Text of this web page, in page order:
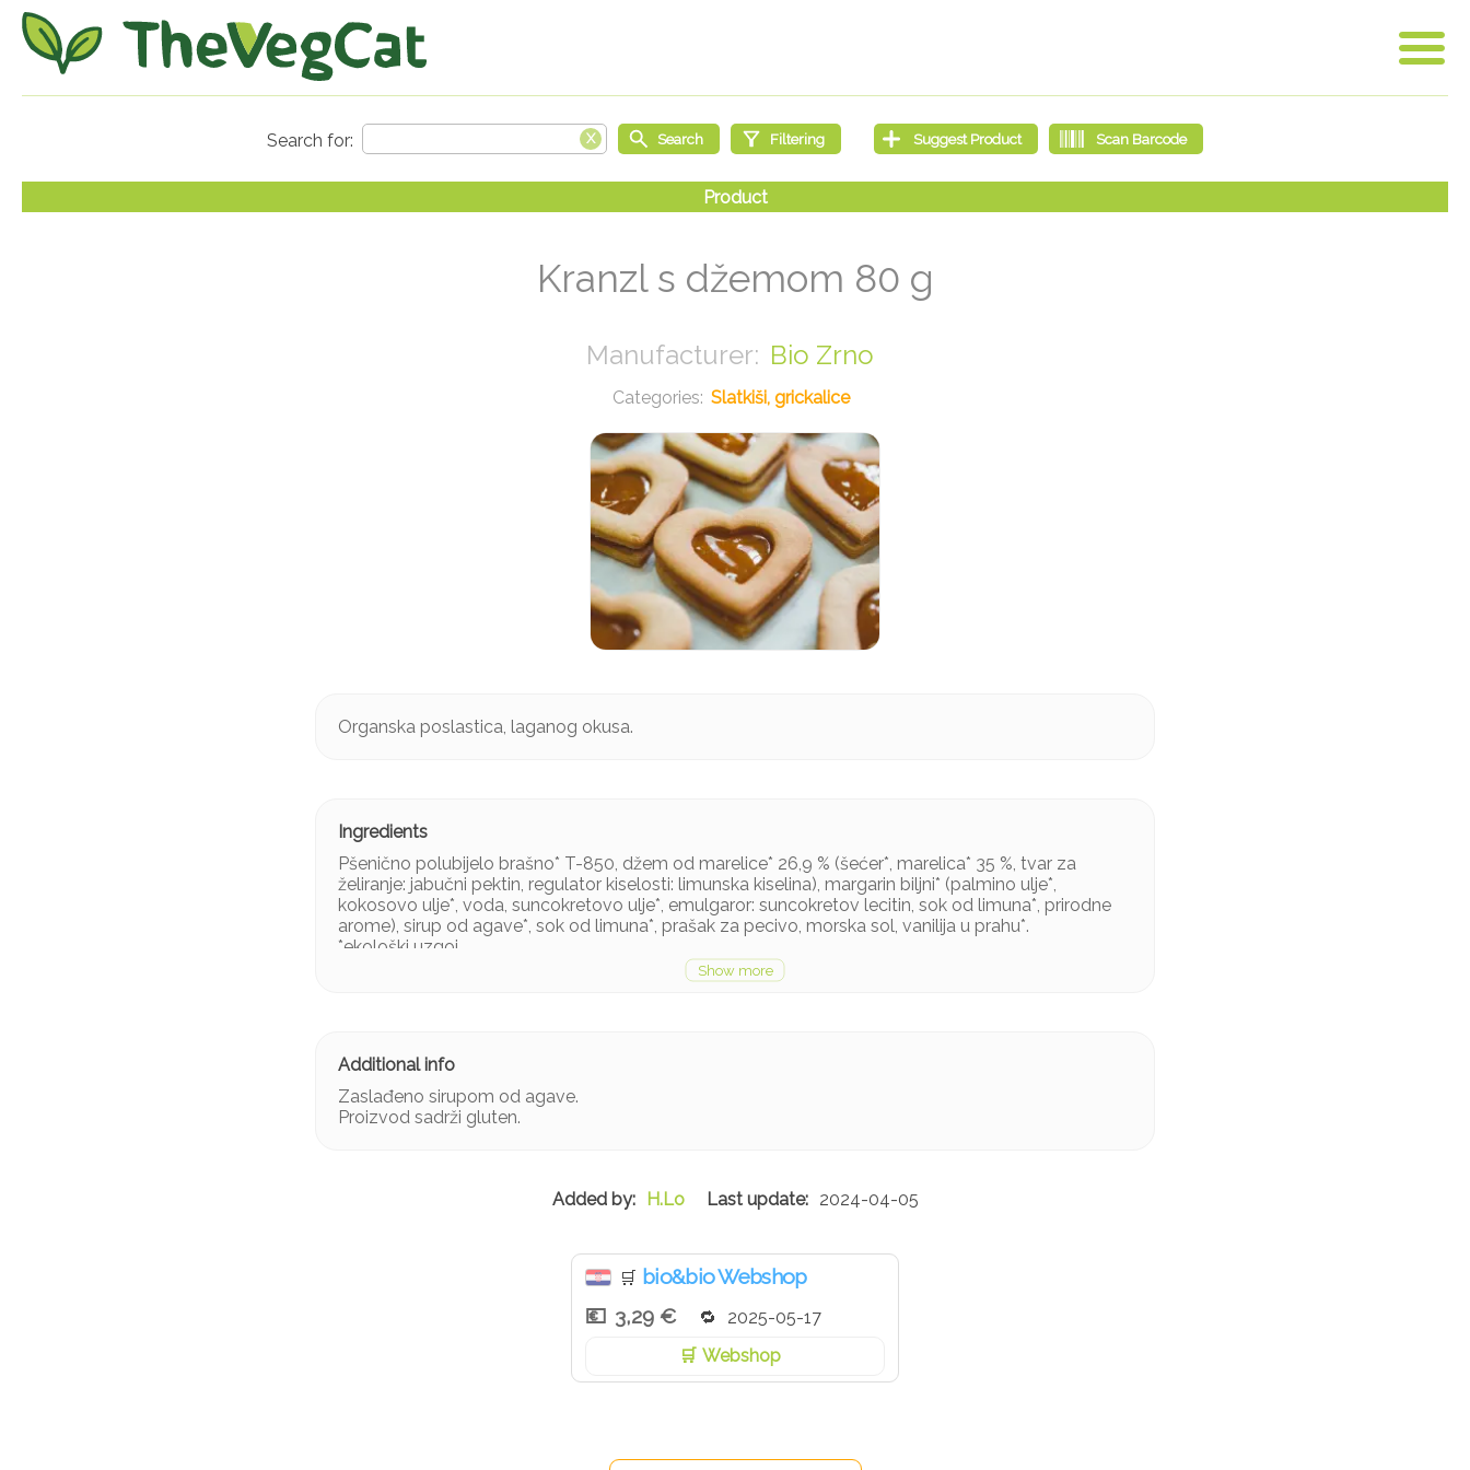
Kranzl s džemom 80 g
Bio Zrno
Slatkiši, grickalice
Organska poslastica, laganog okusa.
Pšenično polubijelo brašno* T-850, džem od marelice* 26,9 % (šećer*, marelica* 35 %, tvar za
želiranje: jabučni pektin, regulator kiselosti: limunska kiselina), margarin biljni* (palmino ulje*,
kokosovo ulje*, voda, suncokretovo ulje*, emulgaror: suncokretov lecitin, sok od limuna*, prirodne
arome), sirup od agave*, sok od limuna*, prašak za pecivo, morska sol, vanilija u prahu*.
*ekološki uzgoj.
Zaslađeno sirupom od agave.
Proizvod sadrži gluten.
H.Lo 2024-04-05
🛒 bio&bio Webshop
3,29 €
2025-05-17
Webshop